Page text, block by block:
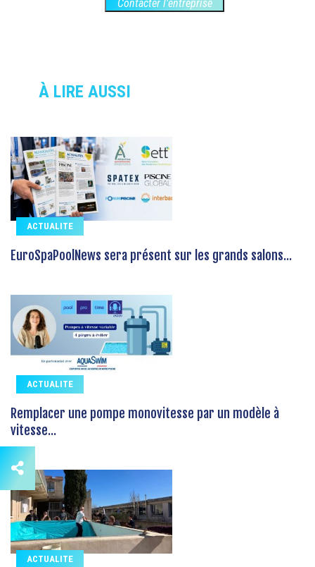
Contacter l'entreprise
À LIRE AUSSI
ACTUALITE
EuroSpaPoolNews sera présent sur les grands salons...
ACTUALITE
Remplacer une pompe monovitesse par un modèle à
vitesse...
ACTUALITE